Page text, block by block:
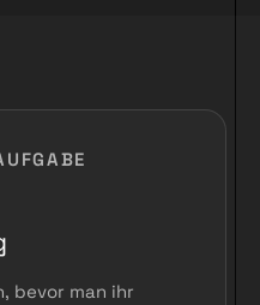
bevor man ihr